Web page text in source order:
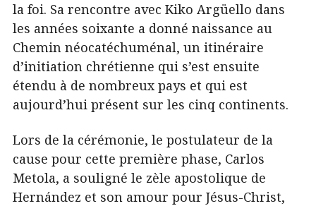
la foi. Sa rencontre avec Kiko Argüello dans
les années soixante a donné naissance au
Chemin néocatéchuménal, un itinéraire
d’initiation chrétienne qui s’est ensuite
étendu à de nombreux pays et qui est
aujourd’hui présent sur les cinq continents.
Lors de la cérémonie, le postulateur de la
cause pour cette première phase, Carlos
Metola, a souligné le zèle apostolique de
Hernández et son amour pour Jésus-Christ,